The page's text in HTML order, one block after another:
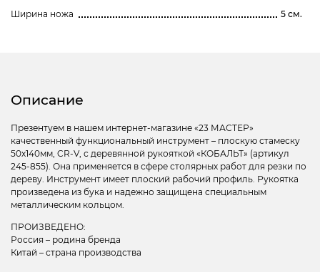
Ширина ножа 5 см.
Описание
Презентуем в нашем интернет-магазине «23 МАСТЕР»
качественный функциональный инструмент – плоскую стамеску
50х140мм, CR-V, с деревянной рукояткой «КОБАЛЬТ» (артикул
245-855). Она применяется в сфере столярных работ для резки по
дереву. Инструмент имеет плоский рабочий профиль. Рукоятка
произведена из бука и надежно защищена специальным
металлическим кольцом.
ПРОИЗВЕДЕНО:
Россия – родина бренда
Китай – страна производства